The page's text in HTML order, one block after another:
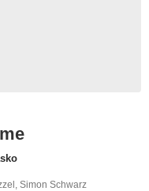
Simon Schwarz